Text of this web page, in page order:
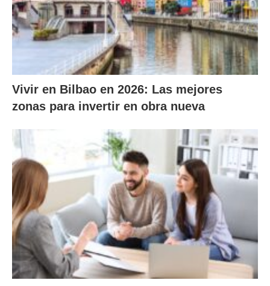
Vivir en Bilbao en 2026: Las mejores
zonas para invertir en obra nueva